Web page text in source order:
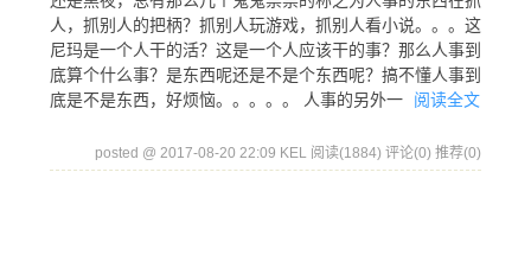
人，抓别人的把柄？抓别人玩游戏，抓别人看小说。。。这
尼玛是一个人干的活？这是一个人应该干的事？那么人事到
底算个什么事？是东西呢还是不是个东西呢？搞不懂人事到
底是不是东西，好烦恼。。。。。 人事的另外一
阅读全文
posted @ 2017-08-20 22:09 KEL 阅读(1884) 评论(0) 推荐(0)